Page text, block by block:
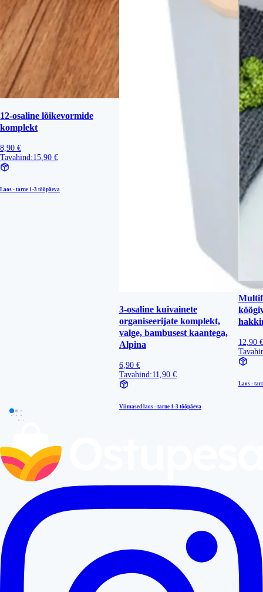
12-osaline lõikevormide
komplekt
8,90 €
Tavahind:15,90 €
Laos - tarne 1-3 tööpäeva
3-osaline kuivainete
organiseerijate komplekt,
valge, bambusest kaantega,
Alpina
6,90 €
Tavahind:11,90 €
Viimased laos - tarne 1-3 tööpäeva
12,90 €
Laos -